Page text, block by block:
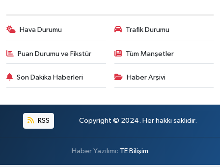
Hava Durumu Trafik Durumu
Puan Durumu ve Fikstür Tüm Manşetler
Son Dakika Haberleri Haber Arşivi
RSS Copyright © 2024. Her hakkı saklıdır.
Haber Yazılımı: TE Bilişim